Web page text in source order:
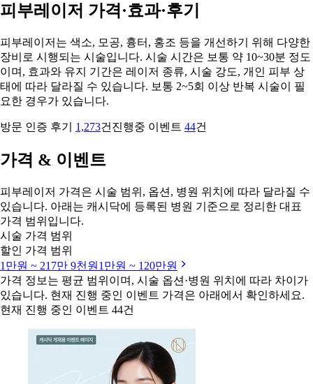
피부레이저 가격·효과·후기
피부레이저는 색소, 모공, 흉터, 홍조 등을 개선하기 위해 다양한
장비로 시행되는 시술입니다. 시술 시간은 보통 약 10~30분 정도
이며, 효과와 유지 기간은 레이저 종류, 시술 강도, 개인 피부 상
태에 따라 달라질 수 있습니다. 보통 2~5회 이상 반복 시술이 필
요한 경우가 있습니다.
방문 인증 후기 1,273건 진행중 이벤트 44건
가격 & 이벤트
피부레이저 가격은 시술 범위, 옵션, 병원 위치에 따라 달라질 수
있습니다. 아래는 캐시닥에 등록된 병원 기준으로 정리한 대표
가격 범위입니다.
시술 가격 범위
할인 가격 범위
1만원 ~ 217만 9천원 1만원 ~ 120만원
가격 정보는 평균 범위이며, 시술 옵션·병원 위치에 따라 차이가
있습니다. 현재 진행 중인 이벤트 가격은 아래에서 확인하세요.
현재 진행 중인 이벤트 44건